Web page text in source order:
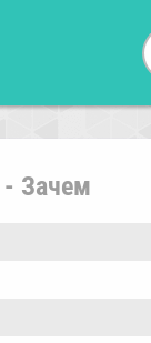
Зачем